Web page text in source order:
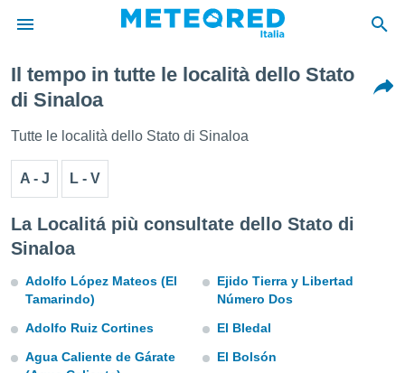
di
le
Web
Il tempo in tutte le località dello Stato
di Sinaloa
Tutte le località dello Stato di Sinaloa
A - J L - V
La Localitá più consultate dello Stato di
Sinaloa
Adolfo López Mateos (El
Tamarindo)
Adolfo Ruiz Cortines
Agua Caliente de Gárate
Ejido Tierra y Libertad
Número Dos
El Bledal
El Bolsón